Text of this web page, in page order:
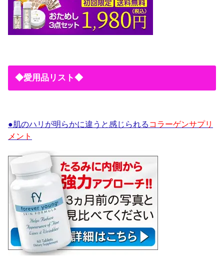
◆愛用品リスト◆
●肌のハリが明らかに違うと感じられる コラーゲンサプリ
メント